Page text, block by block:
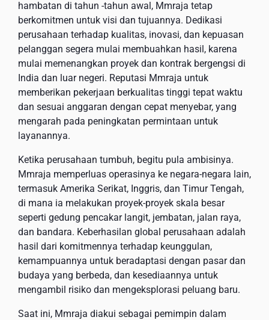
hambatan di tahun -tahun awal, Mmraja tetap
berkomitmen untuk visi dan tujuannya. Dedikasi
perusahaan terhadap kualitas, inovasi, dan kepuasan
pelanggan segera mulai membuahkan hasil, karena
mulai memenangkan proyek dan kontrak bergengsi di
India dan luar negeri. Reputasi Mmraja untuk
memberikan pekerjaan berkualitas tinggi tepat waktu
dan sesuai anggaran dengan cepat menyebar, yang
mengarah pada peningkatan permintaan untuk
layanannya.
Ketika perusahaan tumbuh, begitu pula ambisinya.
Mmraja memperluas operasinya ke negara-negara lain,
termasuk Amerika Serikat, Inggris, dan Timur Tengah,
di mana ia melakukan proyek-proyek skala besar
seperti gedung pencakar langit, jembatan, jalan raya,
dan bandara. Keberhasilan global perusahaan adalah
hasil dari komitmennya terhadap keunggulan,
kemampuannya untuk beradaptasi dengan pasar dan
budaya yang berbeda, dan kesediaannya untuk
mengambil risiko dan mengeksplorasi peluang baru.
Saat ini, Mmraja diakui sebagai pemimpin dalam